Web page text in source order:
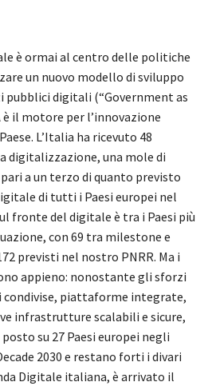
è ormai al centro delle politiche
un nuovo modello di sviluppo
pubblici digitali (“Government as
il motore per l’innovazione
L’Italia ha ricevuto 48
digitalizzazione, una mole di
a un terzo di quanto previsto
di tutti i Paesi europei nel
fronte del digitale è tra i Paesi più
con 69 tra milestone e
previsti nel nostro PNRR. Ma i
appieno: nonostante gli sforzi
condivise, piattaforme integrate,
infrastrutture scalabili e sicure,
su 27 Paesi europei negli
2030 e restano forti i divari
Digitale italiana, è arrivato il